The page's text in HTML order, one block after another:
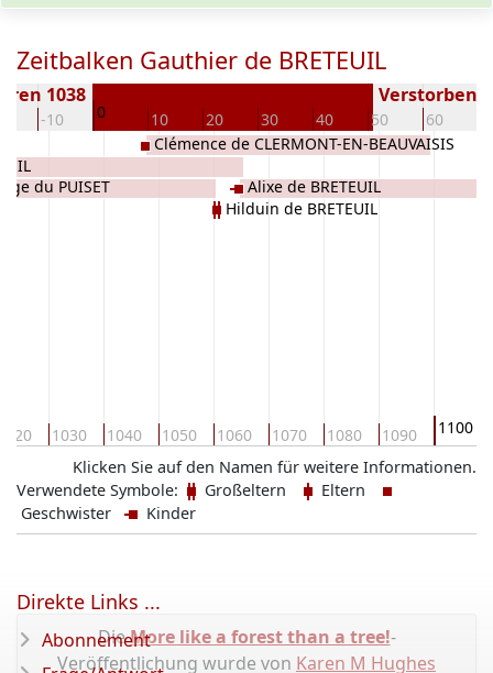
Zeitbalken Gauthier de BRETEUIL
-10 0 10 20 30 40 50 60
1038 Verstorben (
1030 1040 1050 1060 1070 1080 1090 1100
du PUISET
Clémence de CLERMONT-EN-BEAUVAISIS
Hilduin de BRETEUIL
Alixe de BRETEUIL
Klicken Sie auf den Namen für weitere Informationen.
Verwendete Symbole:
Großeltern
Eltern
Geschwister
Kinder
DieMore like a forest than a tree!-
Veröffentlichung wurde von Karen M Hughes
Direkte Links ...
Abonnement